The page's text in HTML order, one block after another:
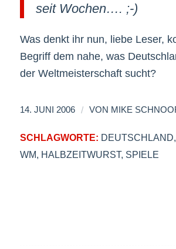
seit Wochen…. ;-)
Was denkt ihr nun, liebe Leser,
Begriff dem nahe, was
der Weltmeisterschaft sucht?
14. JUNI 2006 / VON MIKE
SCHLAGWORTE: DEUTSCHLAND,
M
, HALBZEITWURST, SPIELE